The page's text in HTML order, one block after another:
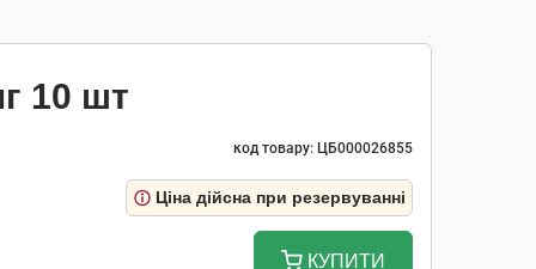
10 шт
код товару: ЦБ000026855
Ціна дійсна при резервуванні
КУПИТИ